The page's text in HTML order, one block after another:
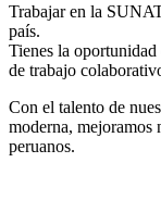
Trabajar en la
país.
Tienes la
de trabajo
Con el talento de
moderna, mejoramos
peruanos.